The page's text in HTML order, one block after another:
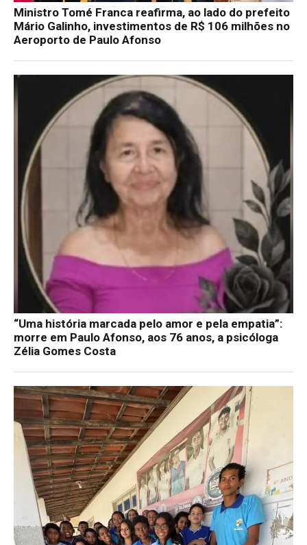
Ministro Tomé Franca reafirma, ao lado do prefeito
Mário Galinho, investimentos de R$ 106 milhões no
Aeroporto de Paulo Afonso
“Uma história marcada pelo amor e pela empatia”:
morre em Paulo Afonso, aos 76 anos, a psicóloga
Zélia Gomes Costa